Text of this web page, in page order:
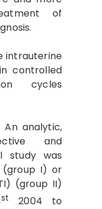
of
intrauterine
controlled
cycles
An analytic,
and
study was
(group I) or
(group II)
st
2004 to